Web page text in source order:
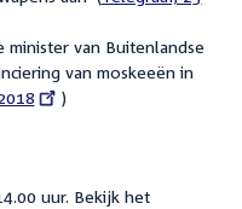
minister van Buitenlandse
van moskeeën in
)
uur. Bekijk het